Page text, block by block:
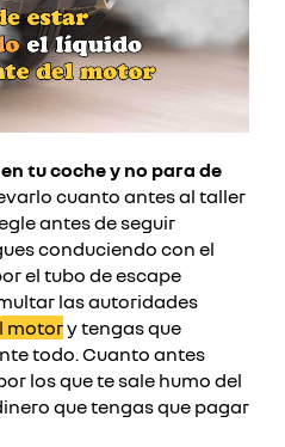
tu coche y no para de
cuanto antes al taller
antes de seguir
conduciendo con el
el tubo de escape
las autoridades
motory tengas que
todo. Cuanto antes
los que te sale humo del
que tengas que pagar